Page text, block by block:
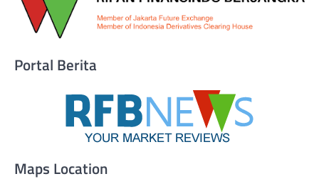
Portal Berita
Maps Location